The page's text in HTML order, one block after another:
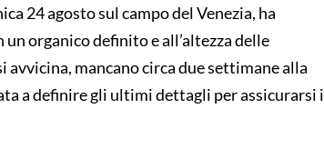
24 agosto sul campo del Venezia, ha
organico definito e all’altezza delle
mancano circa due settimane alla
a definire gli ultimi dettagli per assicurarsi i